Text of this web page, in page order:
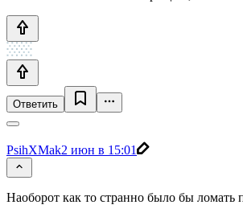
Ответить
PsihXMak2 июн в 15:01
Наоборот как то странно было бы ломать